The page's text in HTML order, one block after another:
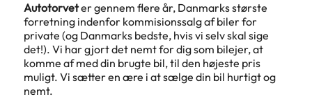
Autotorveter gennem flere år, Danmarks største
forretning indenfor kommisionssalg af biler for
private (og Danmarks bedste, hvis vi selv skal sige
det!). Vi har gjort det nemt for dig som bilejer, at
komme af med din brugte bil, til den højeste pris
muligt. Vi sætter en ære i at sælge din bil hurtigt og
nemt.